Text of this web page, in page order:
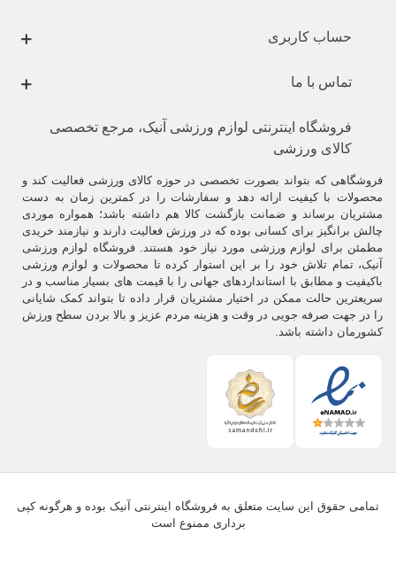
حساب کاربری
تماس با ما
فروشگاه اینترنتی لوازم ورزشی آنیک، مرجع تخصصی
کالای ورزشی
فروشگاهی که بتواند بصورت تخصصی در حوزه کالای ورزشی فعالیت کند و
محصولات با کیفیت ارائه دهد و سفارشات را در کمترین زمان به دست
مشتریان برساند و ضمانت بازگشت کالا هم داشته باشد؛ همواره موردی
چالش برانگیز برای کسانی بوده که در ورزش فعالیت دارند و نیازمند خریدی
مطمئن برای لوازم ورزشی مورد نیاز خود هستند. فروشگاه لوازم ورزشی
آنیک، تمام تلاش خود را بر این استوار کرده تا محصولات و لوازم ورزشی
باکیفیت و مطابق با استانداردهای جهانی را با قیمت های بسیار مناسب و در
سریعترین حالت ممکن در اختیار مشتریان قرار داده تا بتواند کمک شایانی
را در جهت صرفه جویی در وقت و هزینه مردم عزیز و بالا بردن سطح ورزش
کشورمان داشته باشد.
تمامی حقوق این سایت متعلق به فروشگاه اینترنتی آنیک بوده و هرگونه کپی
برداری ممنوع است